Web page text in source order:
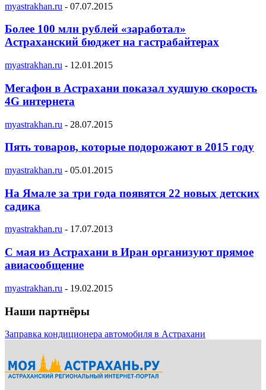
myastrakhan.ru - 07.07.2015
Более 100 млн рублей «заработал»
Астраханский бюджет на гастрабайтерах
myastrakhan.ru - 12.01.2015
Мегафон в Астрахани показал худшую скорость
4G интернета
myastrakhan.ru - 28.07.2015
Пять товаров, которые подорожают в 2015 году
myastrakhan.ru - 05.01.2015
На Ямале за три года появятся 22 новых детских
садика
myastrakhan.ru - 17.07.2013
С мая из Астрахани в Иран организуют прямое
авиасообщение
myastrakhan.ru - 19.02.2015
Наши партнёры
Заправка кондиционера автомобиля в Астрахани